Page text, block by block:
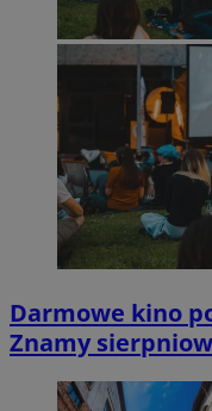
Darmowe kino
Znamy